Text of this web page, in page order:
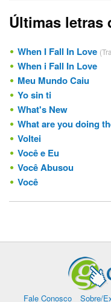
Últimas letras
When I Fall In Love
When i Fall In Love
Meu Mundo Caiu
Yo sin ti
What's New
What are you doing
Voltei
Você e Eu
Você Abusou
Você
Fale Conosco Sobre/